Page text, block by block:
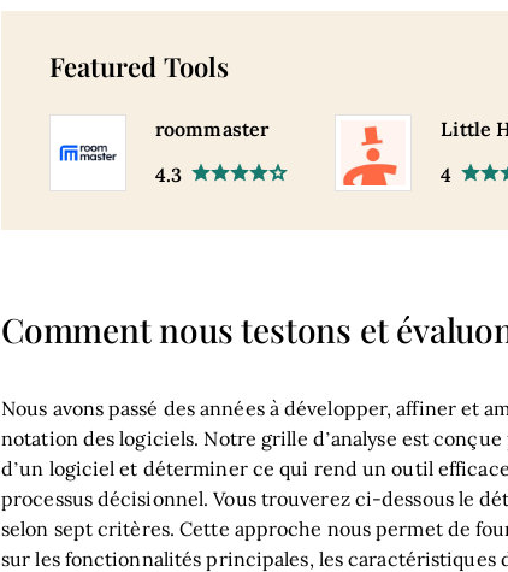
Featured Tools
roommaster
4.3
Little
4
Comment nous testons et
Nous avons passé des années à développer, affiner et
notation des logiciels. Notre grille d’analyse est
d’un logiciel et déterminer ce qui rend un outil
processus décisionnel. Vous trouverez ci-dessous le
selon sept critères. Cette approche nous permet de
sur les fonctionnalités principales, les